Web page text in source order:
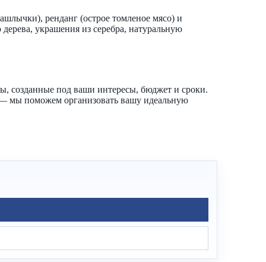
ренданг (острое томленое мясо) и
украшения из серебра, натуральную
созданные под ваши интересы, бюджет и сроки.
мы поможем организовать вашу идеальную